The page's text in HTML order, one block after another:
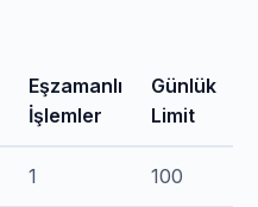
Eşzamanlı
İşlemler
Günlük
Limit
1 100